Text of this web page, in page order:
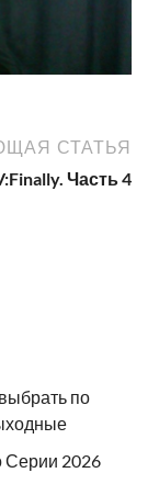
СТАТЬЯ
Часть 4
по
Серии 2026